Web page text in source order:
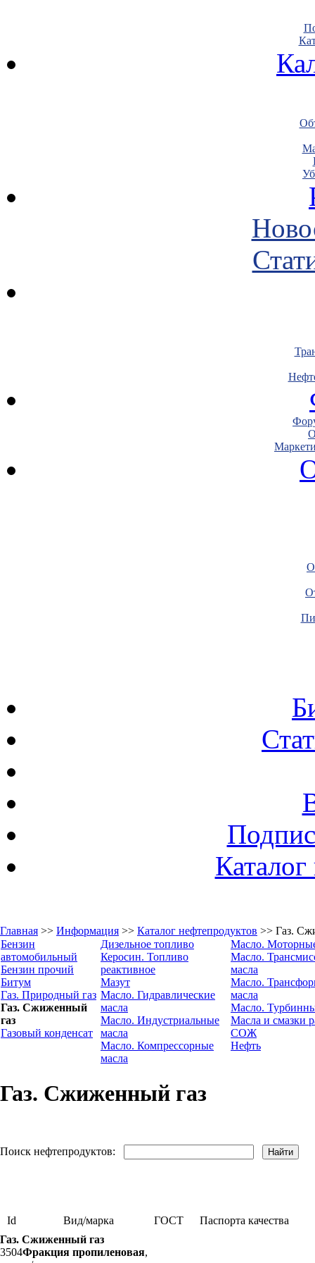
Главная >> Информация >> Каталог нефтепродуктов >> Газ.
Бензин
автомобильный
Бензин прочий
Битум
Газ. Природный газ
Газ. Сжиженный
газ
Газовый конденсат
Дизельное топливо
Керосин. Топливо
реактивное
Мазут
Масло. Гидравлические
масла
Масло. Индустриальные
масла
Масло. Компрессорные
масла
Масло.
Масло.
масла
Масло.
масла
Масло.
Масла и смазки
СОЖ
Нефть
Газ. Сжиженный газ
Поиск нефтепродуктов:
Id Вид/марка ГОСТ
Паспорта качества
Газ. Сжиженный газ
3504Фракция пропиленовая,